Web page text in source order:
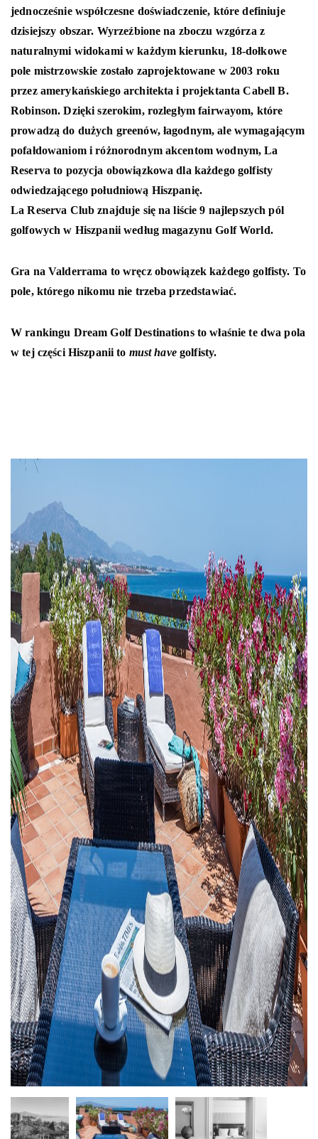
jednocześnie współczesne doświadczenie, które definiuje
dzisiejszy obszar. Wyrzeźbione na zboczu wzgórza z
naturalnymi widokami w każdym kierunku, 18-dołkowe
pole mistrzowskie zostało zaprojektowane w 2003 roku
przez amerykańskiego architekta i projektanta Cabell B.
Robinson. Dzięki szerokim, rozległym fairwayom, które
prowadzą do dużych greenów, łagodnym, ale wymagającym
pofałdowaniom i różnorodnym akcentom wodnym, La
Reserva to pozycja obowiązkowa dla każdego golfisty
odwiedzającego południową Hiszpanię.
La Reserva Club znajduje się na liście 9 najlepszych pól
golfowych w Hiszpanii według magazynu Golf World.
Gra na Valderrama to wręcz obowiązek każdego golfisty. To
pole, którego nikomu nie trzeba przedstawiać.
W rankingu Dream Golf Destinations to właśnie te dwa pola
w tej części Hiszpanii to must havegolfisty.